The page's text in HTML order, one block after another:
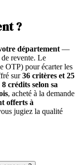
?
département —
revente. Le
OTP) pour écarter les
sur36 critères et 25
8 crédits selon sa
, acheté à la demande
offerts à
jugiez la qualité